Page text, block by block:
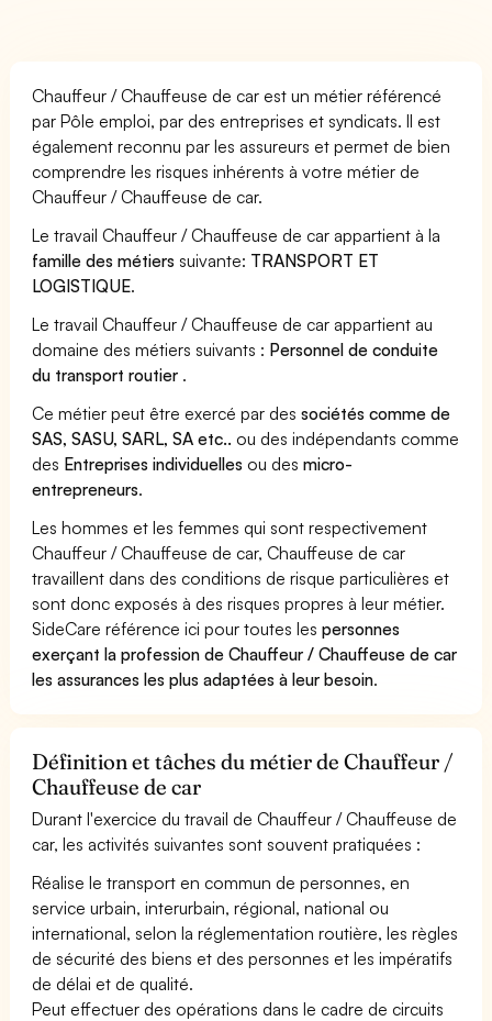
Chauffeur / Chauffeuse de car est un métier référencé
par Pôle emploi, par des entreprises et syndicats. Il est
également reconnu par les assureurs et permet de bien
comprendre les risques inhérents à votre métier de
Chauffeur / Chauffeuse de car.
Le travail Chauffeur / Chauffeuse de car appartient à la
famille des métiers suivante: TRANSPORT ET
LOGISTIQUE.
Le travail Chauffeur / Chauffeuse de car appartient au
domaine des métiers suivants : Personnel de conduite
du transport routier .
Ce métier peut être exercé par dessociétés comme de
SAS, SASU, SARL, SA etc.. ou des indépendants comme
des Entreprises individuelles ou desmicro-
entrepreneurs.
Les hommes et les femmes qui sont respectivement
Chauffeur / Chauffeuse de car, Chauffeuse de car
travaillent dans des conditions de risque particulières et
sont donc exposés à des risques propres à leur métier.
SideCare référence ici pour toutes lespersonnes
exerçant la profession de Chauffeur / Chauffeuse de car
les assurances les plus adaptées à leur besoin.
Définition et tâches du métier de Chauffeur /
Chauffeuse de car
Durant l'exercice du travail de Chauffeur / Chauffeuse de
car, les activités suivantes sont souvent pratiquées :
Réalise le transport en commun de personnes, en
service urbain, interurbain, régional, national ou
international, selon la réglementation routière, les règles
de sécurité des biens et des personnes et les impératifs
de délai et de qualité.
Peut effectuer des opérations dans le cadre de circuits